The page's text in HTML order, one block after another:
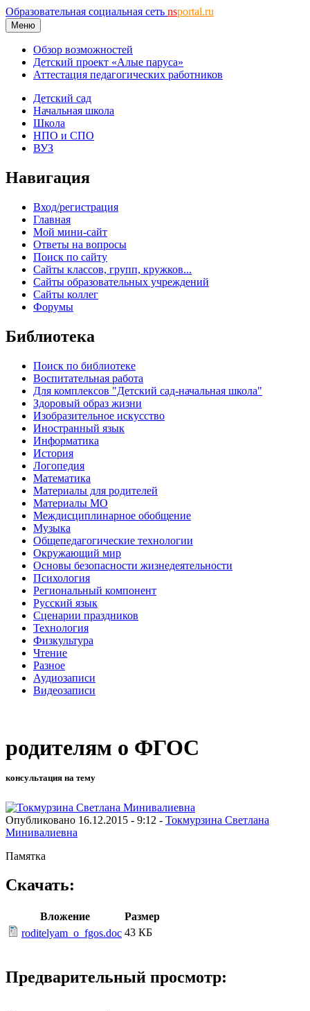
Образовательная социальная сеть nsportal.ru
Меню
Обзор возможностей
Детский проект «Алые паруса»
Аттестация педагогических работников
Детский сад
Начальная школа
Школа
НПО и СПО
ВУЗ
Навигация
Вход/регистрация
Главная
Мой мини-сайт
Ответы на вопросы
Поиск по сайту
Сайты классов, групп, кружков...
Сайты образовательных учреждений
Сайты коллег
Форумы
Библиотека
Поиск по библиотеке
Воспитательная работа
Для комплексов "Детский сад-начальная школа"
Здоровый образ жизни
Изобразительное искусство
Иностранный язык
Информатика
История
Логопедия
Математика
Материалы для родителей
Материалы МО
Междисциплинарное обобщение
Музыка
Общепедагогические технологии
Окружающий мир
Основы безопасности жизнедеятельности
Психология
Региональный компонент
Русский язык
Сценарии праздников
Технология
Физкультура
Чтение
Разное
Аудиозаписи
Видеозаписи
родителям о ФГОС
консультация на тему
Опубликовано 16.12.2015 - 9:12 - Токмурзина Светлана
Минивалиевна
Памятка
Скачать:
Вложение
Размер
roditelyam_o_fgos.doc 43 КБ
Предварительный просмотр: